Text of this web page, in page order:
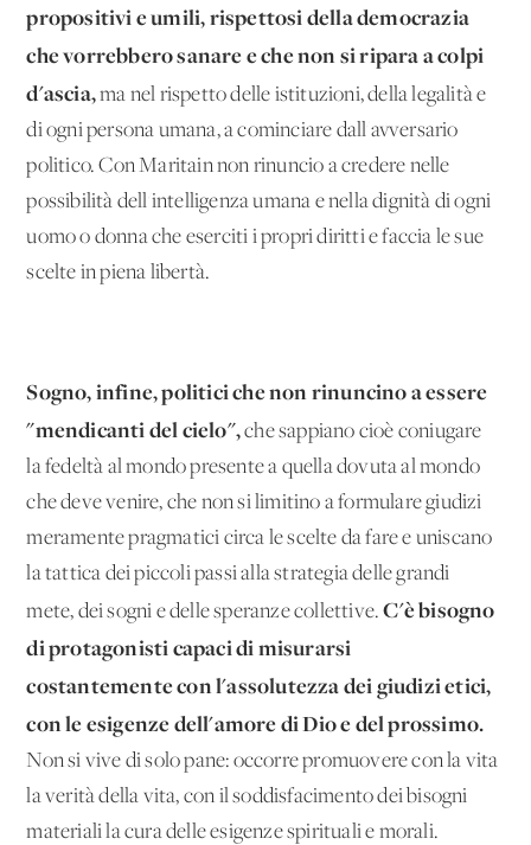
propositivi e umili, rispettosi della democrazia
che vorrebbero sanare e che non si ripara a colpi
d'ascia,ma nel rispetto delle istituzioni, della legalità e
di ogni persona umana, a cominciare dall'avversario
politico. Con Maritain non rinuncio a credere nelle
possibilità dell'intelligenza umana e nella dignità di ogni
uomo o donna che eserciti i propri diritti e faccia le sue
scelte in piena libertà.
Sogno, infine, politici che non rinuncino a essere
"mendicanti del cielo",che sappiano cioè coniugare
la fedeltà al mondo presente a quella dovuta al mondo
che deve venire, che non si limitino a formulare giudizi
meramente pragmatici circa le scelte da fare e uniscano
la tattica dei piccoli passi alla strategia delle grandi
mete, dei sogni e delle speranze collettive.C'è bisogno
di protagonisti capaci di misurarsi
costantemente con l'assolutezza dei giudizi etici,
con le esigenze dell'amore di Dio e del prossimo.
Non si vive di solo pane: occorre promuovere con la vita
la verità della vita, con il soddisfacimento dei bisogni
materiali la cura delle esigenze spirituali e morali.